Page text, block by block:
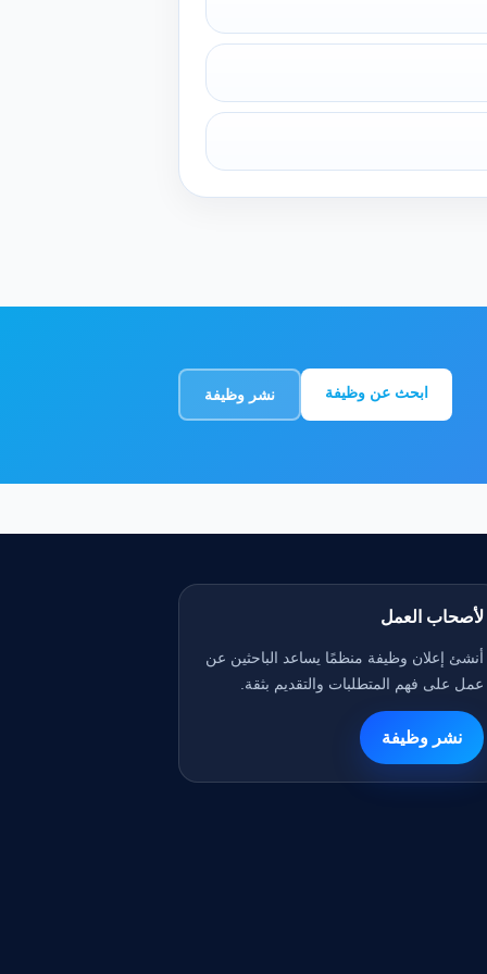
ابحث عن وظيفة نشر وظيفة
لأصحاب العمل
أنشئ إعلان وظيفة منظمًا يساعد الباحثين عن
عمل على فهم المتطلبات والتقديم بثقة.
نشر وظيفة